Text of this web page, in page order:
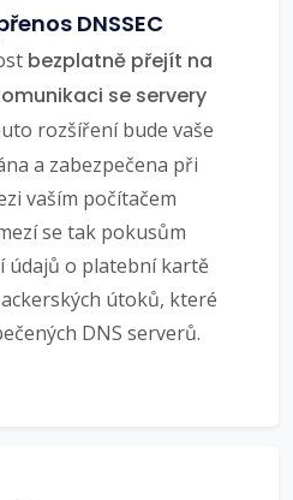
DNSSEC
bezplatně přejít na
se servery
rozšíření bude vaše
a zabezpečena při
vaším počítačem
se tak pokusům
údajů o platební kartě
útoků, které
DNS serverů.